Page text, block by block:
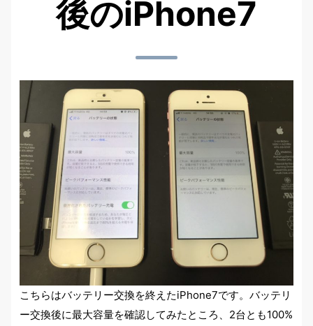
後のiPhone7
こちらはバッテリー交換を終えたiPhone7です。バッテリ
ー交換後に最大容量を確認してみたところ、2台とも100%